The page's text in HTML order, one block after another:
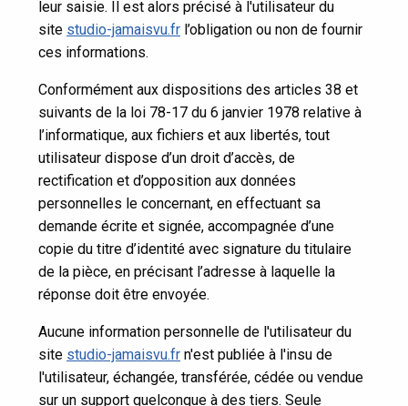
leur saisie. Il est alors précisé à l'utilisateur du
site studio-jamaisvu.fr l’obligation ou non de fournir
ces informations.
Conformément aux dispositions des articles 38 et
suivants de la loi 78-17 du 6 janvier 1978 relative à
l’informatique, aux fichiers et aux libertés, tout
utilisateur dispose d’un droit d’accès, de
rectification et d’opposition aux données
personnelles le concernant, en effectuant sa
demande écrite et signée, accompagnée d’une
copie du titre d’identité avec signature du titulaire
de la pièce, en précisant l’adresse à laquelle la
réponse doit être envoyée.
Aucune information personnelle de l'utilisateur du
site studio-jamaisvu.fr n'est publiée à l'insu de
l'utilisateur, échangée, transférée, cédée ou vendue
sur un support quelconque à des tiers. Seule